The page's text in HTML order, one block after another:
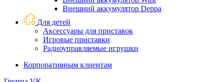
Внешний аккумулятор Deppa
Для детей
Аксессуары для приставок
Игровые приставки
Радиоуправляемые игрушки
Корпоративным клиентам